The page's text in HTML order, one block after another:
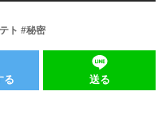
ト #秘密
る 送る